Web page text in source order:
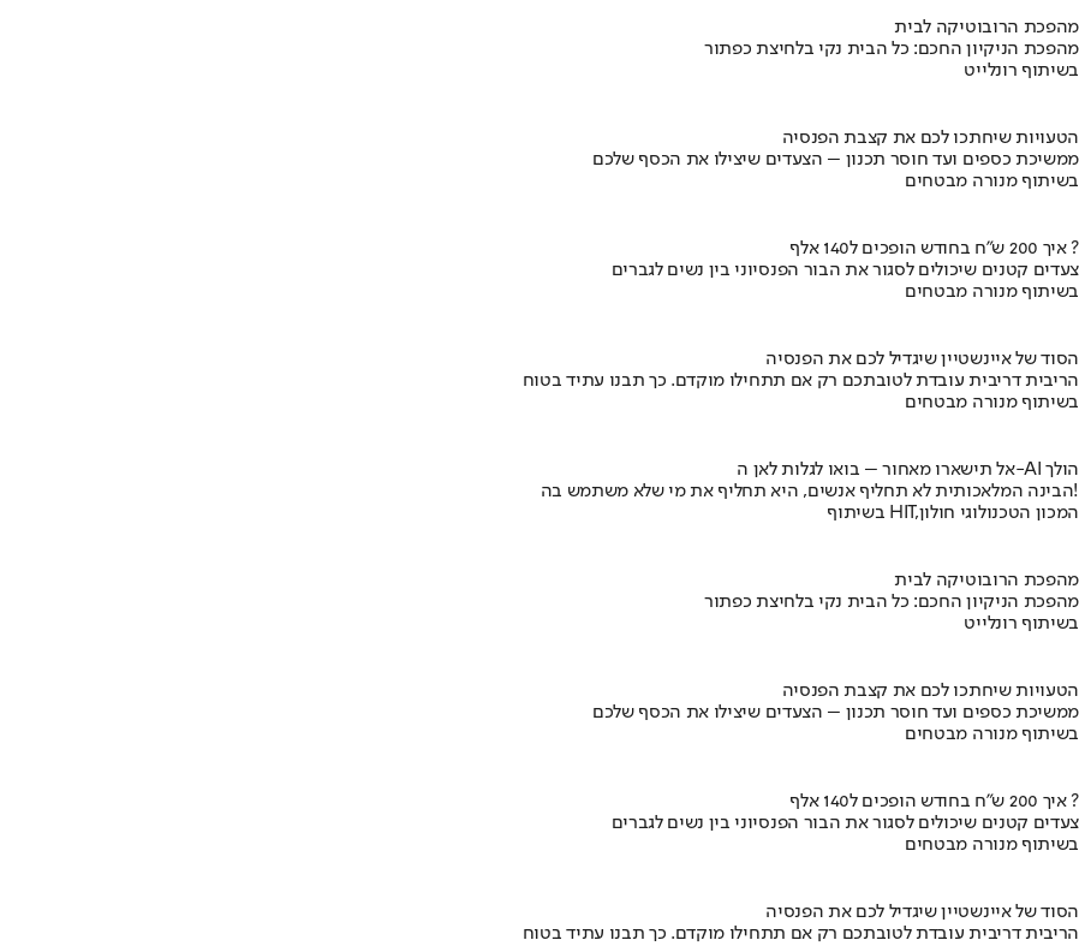
מהפכת הרובוטיקה לבית
מהפכת הניקיון החכם: כל הבית נקי בלחיצת כפתור
בשיתוף רונלייט
הטעויות שיחתכו לכם את קצבת הפנסיה
ממשיכת כספים ועד חוסר תכנון – הצעדים שיצילו את הכסף שלכם
בשיתוף מנורה מבטחים
איך 200 ש"ח בחודש הופכים ל140 אלף ?
צעדים קטנים שיכולים לסגור את הבור הפנסיוני בין נשים לגברים
בשיתוף מנורה מבטחים
הסוד של איינשטיין שיגדיל לכם את הפנסיה
הריבית דריבית עובדת לטובתכם רק אם תתחילו מוקדם. כך תבנו עתיד בטוח
בשיתוף מנורה מבטחים
אל תישארו מאחור – בואו לגלות לאן ה-AI הולך
הבינה המלאכותית לא תחליף אנשים, היא תחליף את מי שלא משתמש בה!
בשיתוף HIT,המכון הטכנולוגי חולון
מהפכת הרובוטיקה לבית
מהפכת הניקיון החכם: כל הבית נקי בלחיצת כפתור
בשיתוף רונלייט
הטעויות שיחתכו לכם את קצבת הפנסיה
ממשיכת כספים ועד חוסר תכנון – הצעדים שיצילו את הכסף שלכם
בשיתוף מנורה מבטחים
איך 200 ש"ח בחודש הופכים ל140 אלף ?
צעדים קטנים שיכולים לסגור את הבור הפנסיוני בין נשים לגברים
בשיתוף מנורה מבטחים
הסוד של איינשטיין שיגדיל לכם את הפנסיה
הריבית דריבית עובדת לטובתכם רק אם תתחילו מוקדם. כך תבנו עתיד בטוח